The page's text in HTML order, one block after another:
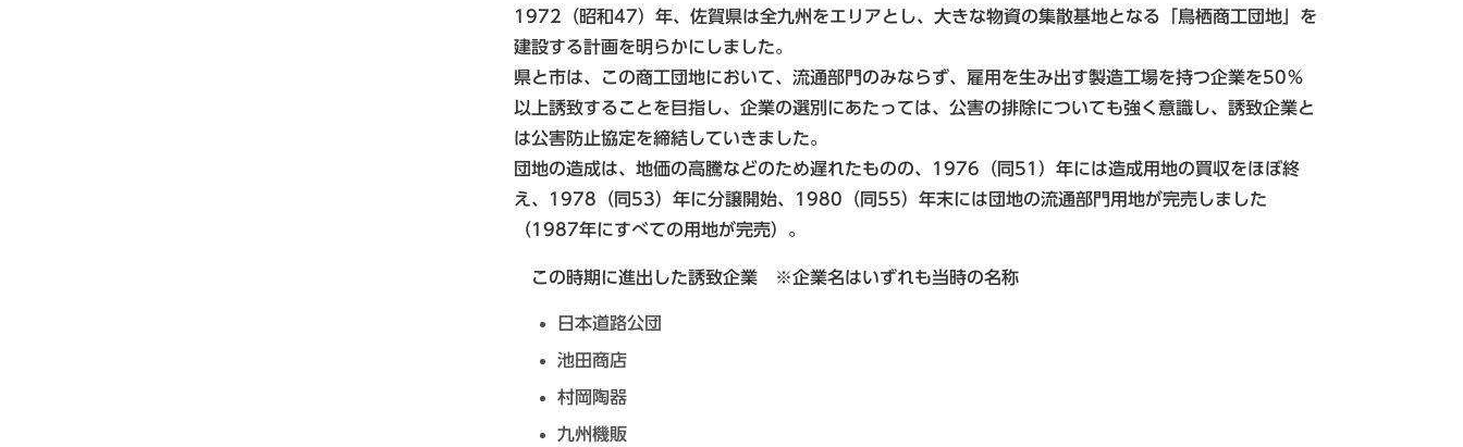
1972（昭和47）年、佐賀県は全九州をエリアとし、大きな物資の集散基地となる「鳥栖商工団地」を
建設する計画を明らかにしました。
県と市は、この商工団地において、流通部門のみならず、雇用を生み出す製造工場を持つ企業を50％
以上誘致することを目指し、企業の選別にあたっては、公害の排除についても強く意識し、誘致企業と
は公害防止協定を締結していきました。
団地の造成は、地価の高騰などのため遅れたものの、1976（同51）年には造成用地の買収をほぼ終
え、1978（同53）年に分譲開始、1980（同55）年末には団地の流通部門用地が完売しました
（1987年にすべての用地が完売）。
この時期に進出した誘致企業 ※企業名はいずれも当時の名称
日本道路公団
池田商店
村岡陶器
九州機販